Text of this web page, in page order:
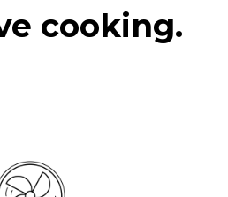
cooking.